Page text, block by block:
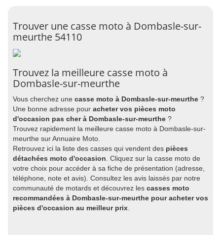
Trouver une casse moto à Dombasle-sur-
meurthe 54110
Trouvez la meilleure casse moto à
Dombasle-sur-meurthe
Vous cherchez une casse moto à Dombasle-sur-meurthe ?
Une bonne adresse pour acheter vos pièces moto
d'occasion pas cher à Dombasle-sur-meurthe ?
Trouvez rapidement la meilleure casse moto à Dombasle-sur-
meurthe sur Annuaire Moto.
Retrouvez ici la liste des casses qui vendent des pièces
détachées moto d'occasion . Cliquez sur la casse moto de
votre choix pour accéder à sa fiche de présentation (adresse,
téléphone, note et avis). Consultez les avis laissés par notre
communauté de motards et découvrez les casses moto
recommandées à Dombasle-sur-meurthe pour acheter vos
pièces d'occasion au meilleur prix